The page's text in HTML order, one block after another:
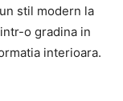
stil modern la
o gradina in
interioara.